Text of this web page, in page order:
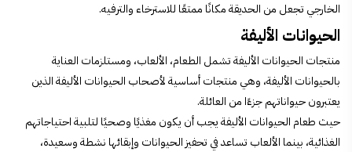
الخارجي تجعل من الحديقة مكانًا ممتعًا للاسترخاء والترفيه.
الحيوانات الأليفة
منتجات الحيوانات الأليفة تشمل الطعام، الألعاب، ومستلزمات العناية
بالحيوانات الأليفة، وهي منتجات أساسية لأصحاب الحيوانات الأليفة الذين
يعتبرون حيواناتهم جزءًا من العائلة.
حيث طعام الحيوانات الأليفة يجب أن يكون مغذيًا وصحيًا لتلبية احتياجاتهم
الغذائية، بينما الألعاب تساعد في تحفيز الحيوانات وإبقائها نشطة وسعيدة،